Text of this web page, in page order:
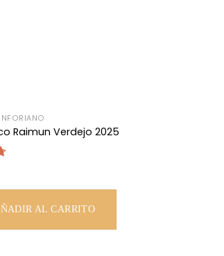
Raimun Verdejo 2025
AL CARRITO